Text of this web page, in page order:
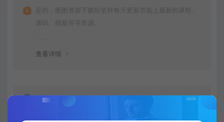
是的，图图资源下载站坚持每天更新市面上最新的课程、
源码、模板等等资源。
查看详情
购买后可以退款吗？